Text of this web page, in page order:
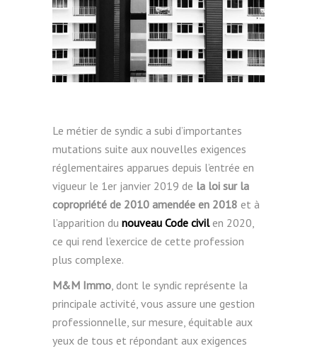
Le métier de syndic a subi d’importantes
mutations suite aux nouvelles exigences
réglementaires apparues depuis l’entrée en
vigueur le 1er janvier 2019 de la loi sur la
copropriété de 2010 amendée en 2018 et à
l’apparition du nouveau Code civilen 2020,
ce qui rend l’exercice de cette profession
plus complexe.
M&M Immo, dont le syndic représente la
principale activité, vous assure une gestion
professionnelle, sur mesure, équitable aux
yeux de tous et répondant aux exigences